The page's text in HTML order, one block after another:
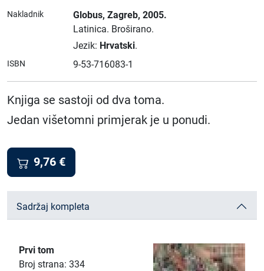
Nakladnik Globus, Zagreb, 2005.
Latinica. Broširano.
Jezik: Hrvatski.
ISBN 9-53-716083-1
Knjiga se sastoji od dva toma.
Jedan višetomni primjerak je u ponudi.
9,76 €
Sadržaj kompleta
Prvi tom
Broj strana: 334